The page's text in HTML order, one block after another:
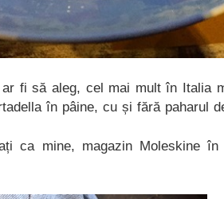
fi să aleg, cel mai mult în Italia
în pâine, cu și fără paharul
ca mine, magazin Moleskine